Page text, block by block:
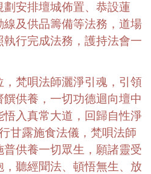
劃安排壇城佈置、恭設蓮
及供品籌備等法務，道場
行完成法務，護持法會一
梵唄法師灑淨引魂，引領
供養，一切功德迴向壇中
入真常大道，回歸自性淨
甘露施食法儀，梵唄法師
供養一切眾生，願諸靈受
聽經聞法、頓悟無生、放